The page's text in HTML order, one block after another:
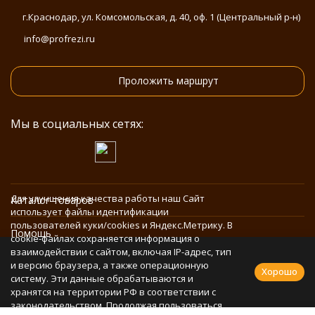
г.Краснодар, ул. Комсомольская, д. 40, оф. 1 (Центральный р-н)
info@profrezi.ru
Проложить маршрут
Мы в социальных сетях:
Каталог товаров
Помощь
Информация
Политика персональных данных
Для улучшения качества работы наш Сайт
использует файлы идентификации
пользователей куки/cookies и Яндекс.Метрику. В
cookie-файлах сохраняется информация о
взаимодействии с сайтом, включая IP-адрес, тип
и версию браузера, а также операционную
систему. Эти данные обрабатываются и
хранятся на территории РФ в соответствии с
законодательством. Продолжая пользоваться
Хорошо